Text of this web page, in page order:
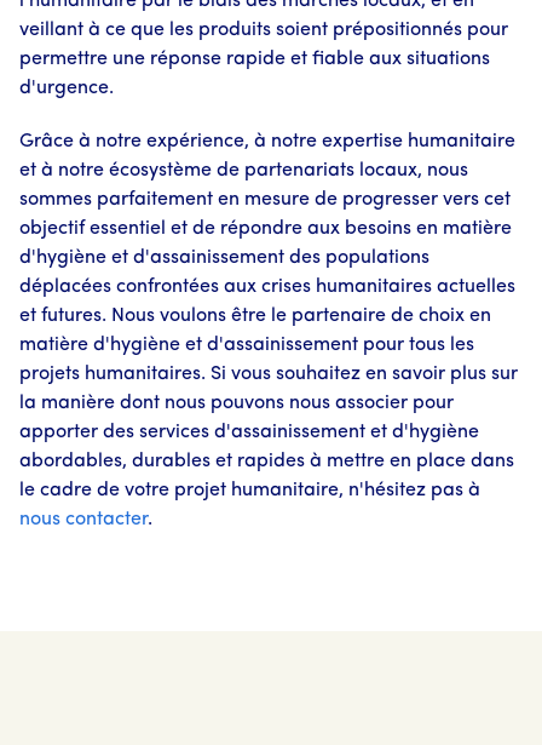
veillant à ce que les produits soient prépositionnés pour
permettre une réponse rapide et fiable aux situations
d'urgence.
Grâce à notre expérience, à notre expertise humanitaire
et à notre écosystème de partenariats locaux, nous
sommes parfaitement en mesure de progresser vers cet
objectif essentiel et de répondre aux besoins en matière
d'hygiène et d'assainissement des populations
déplacées confrontées aux crises humanitaires actuelles
et futures. Nous voulons être le partenaire de choix en
matière d'hygiène et d'assainissement pour tous les
projets humanitaires. Si vous souhaitez en savoir plus sur
la manière dont nous pouvons nous associer pour
apporter des services d'assainissement et d'hygiène
abordables, durables et rapides à mettre en place dans
le cadre de votre projet humanitaire, n'hésitez pas à
nous contacter.